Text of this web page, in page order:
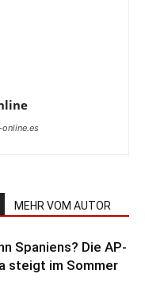
MEHR VOM AUTOR
Spaniens? Die AP-
steigt im Sommer